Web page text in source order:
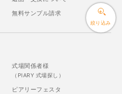
絞り込み
無料サンプル請求
式場関係者様
（PIARY 式場探し）
ピアリーフェスタ